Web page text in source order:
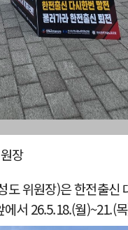
장
위원장)은 한전출
서 26.5.18.(월)~21.(